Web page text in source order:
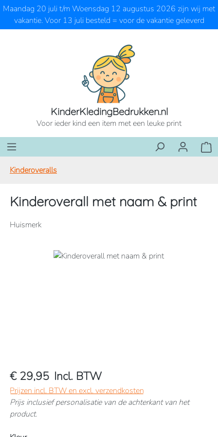
Ga naar de hoofdinhoud
Maandag 20 juli t/m Woensdag 12 augustus 2026 zijn wij met
vakantie. Voor 13 juli besteld = voor de vakantie geleverd
KinderKledingBedrukken.nl
Voor ieder kind een item met een leuke print
Kinderoveralls
Kinderoverall met naam & print
Huismerk
Afbeeldingengalerij overslaan
€ 29,95 Incl. BTW
Prijzen incl. BTW en excl. verzendkosten
Prijs inclusief personalisatie van de achterkant van het
product.